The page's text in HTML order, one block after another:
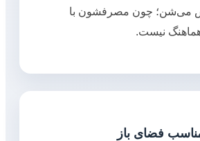
می‌شن؛ چون مصرفشون با
نیست.
فضای باز